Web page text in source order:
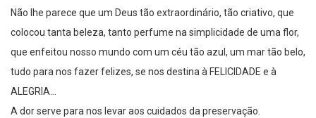
Não lhe parece que um Deus tão extraordinário, tão criativo, que
colocou tanta beleza, tanto perfume na simplicidade de uma flor,
que enfeitou nosso mundo com um céu tão azul, um mar tão belo,
tudo para nos fazer felizes, se nos destina à FELICIDADE e à
ALEGRIA…
A dor serve para nos levar aos cuidados da preservação.